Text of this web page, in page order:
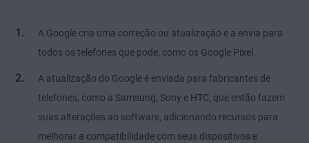
A Google cria uma correção ou atualização e a envia para
todos os telefones que pode, como os Google Pixel.
A atualização do Google é enviada para fabricantes de
telefones, como a Samsung, Sony e HTC, que então fazem
suas alterações ao software, adicionando recursos para
melhorar a compatibilidade com seus dispositivos e